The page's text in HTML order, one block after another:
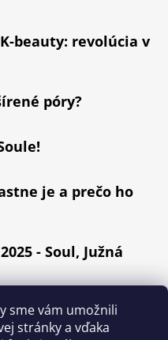
sme vám umožnili
stránky a vďaka
beauty: revolúcia v
póry?
je a prečo ho
- Soul, Južná